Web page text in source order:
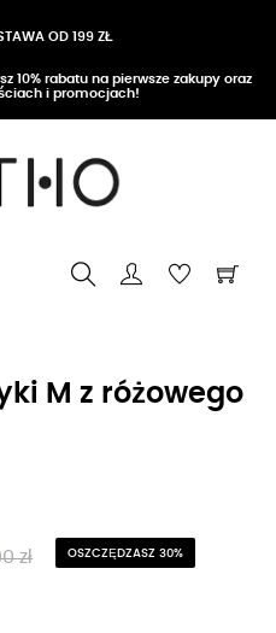
OD 199 ZŁ
10% rabatu na pierwsze zakupy oraz
i promocjach!
M z różowego
zł OSZCZĘDZASZ 30%